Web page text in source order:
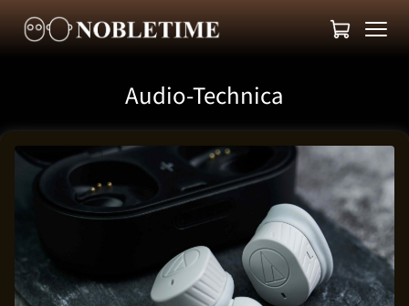
Audio-Technica